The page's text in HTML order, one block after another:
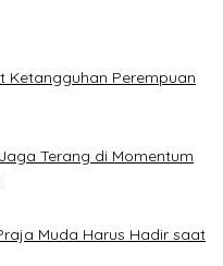
Ketangguhan Perempuan
Terang di Momentum
Muda Harus Hadir saat